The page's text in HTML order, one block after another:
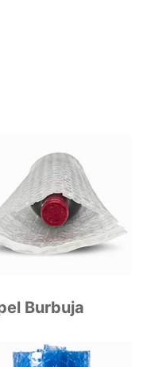
Burbuja